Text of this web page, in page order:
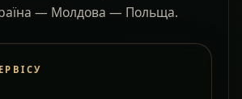
— Молдова — Польща.